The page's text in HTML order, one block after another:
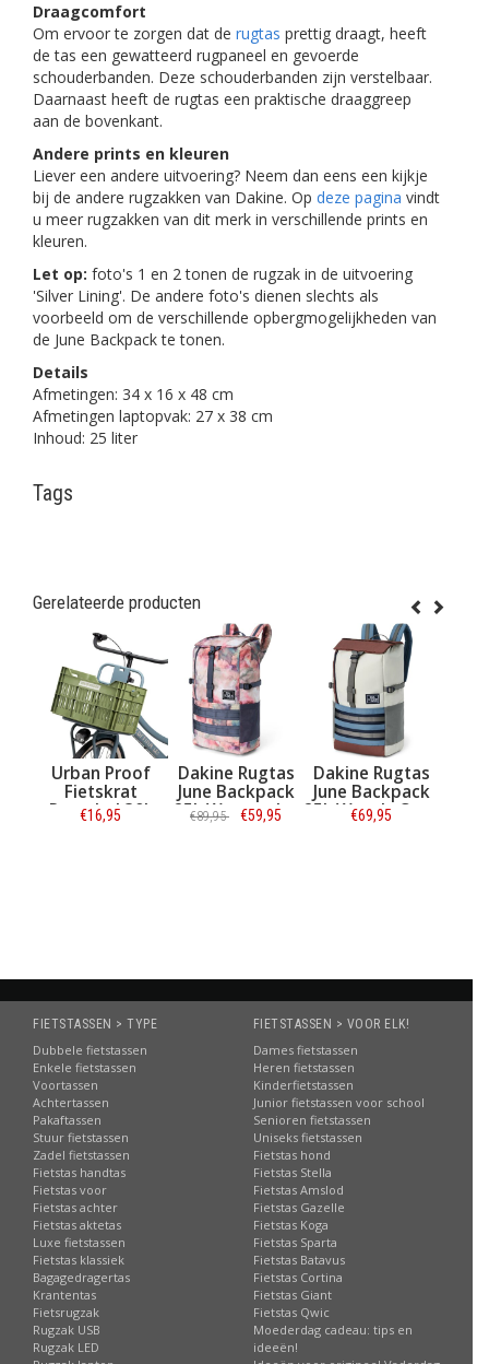
Draagcomfort
Om ervoor te zorgen dat de rugtas prettig draagt, heeft
de tas een gewatteerd rugpaneel en gevoerde
schouderbanden. Deze schouderbanden zijn verstelbaar.
Daarnaast heeft de rugtas een praktische draaggreep
aan de bovenkant.
Andere prints en kleuren
Liever een andere uitvoering? Neem dan eens een kijkje
bij de andere rugzakken van Dakine. Op deze pagina vindt
u meer rugzakken van dit merk in verschillende prints en
kleuren.
Let op: foto's 1 en 2 tonen de rugzak in de uitvoering
'Silver Lining'. De andere foto's dienen slechts als
voorbeeld om de verschillende opbergmogelijkheden van
de June Backpack te tonen.
Details
Afmetingen: 34 x 16 x 48 cm
Afmetingen laptopvak: 27 x 38 cm
Inhoud: 25 liter
Tags
Gerelateerde producten
Proof
30L
Dakine Rugtas
June Backpack
25L Watercolor
€89,95 €59,95
Dakine Rugtas
June Backpack
25L Woods Cove
€69,95
Dakine Rugtas
Educated
Backpack 30L
Silver Lining
€69,95
FIETSTASSEN > TYPE
Dubbele fietstassen
Enkele fietstassen
Voortassen
Achtertassen
Pakaftassen
Stuur fietstassen
Zadel fietstassen
Fietstas handtas
Fietstas voor
Fietstas achter
Fietstas aktetas
Luxe fietstassen
Fietstas klassiek
Bagagedragertas
Krantentas
Fietsrugzak
Rugzak USB
Rugzak LED
FIETSTASSEN > VOOR ELK!
Dames fietstassen
Heren fietstassen
Kinderfietstassen
Junior fietstassen voor school
Senioren fietstassen
Uniseks fietstassen
Fietstas hond
Fietstas Stella
Fietstas Amslod
Fietstas Gazelle
Fietstas Koga
Fietstas Sparta
Fietstas Batavus
Fietstas Cortina
Fietstas Giant
Fietstas Qwic
Moederdag cadeau: tips en
ideeën!